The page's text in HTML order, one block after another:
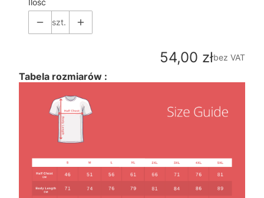
Ilość
szt.
Cena
54,00 złbez VAT
Tabela rozmiarów :